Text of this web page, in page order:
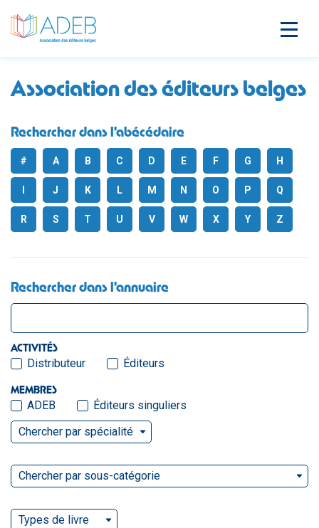
Association des éditeurs belges
Rechercher dans l'abécédaire
# A B C D E F G H
J K L M N O P Q
R S T U V W X Y Z
Rechercher dans l'annuaire
ACTIVITÉS
Distributeur Éditeurs
MEMBRES
ADEB
Éditeurs singuliers
Chercher par spécialité
Chercher par sous-catégorie
Types de livre